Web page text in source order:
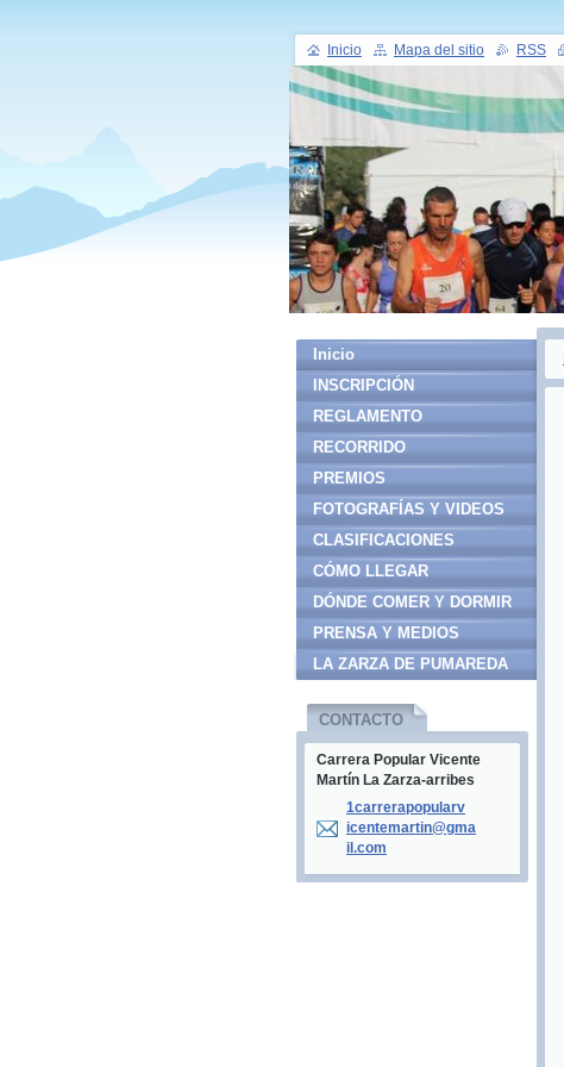
Inicio
INSCRIPCIÓN
REGLAMENTO
RECORRIDO
PREMIOS
FOTOGRAFÍAS Y VIDEOS
CLASIFICACIONES
CÓMO LLEGAR
DÓNDE COMER Y DORMIR
PRENSA Y MEDIOS
LA ZARZA DE PUMAREDA
CONTACTO
Carrera Popular Vicente
Martín La Zarza-arribes
1carrerapopularv
icentemartin@gma
il.com
Inicio Mapa del sitio RSS